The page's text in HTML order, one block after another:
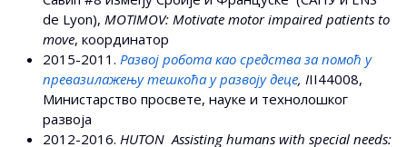
de Lyon), MOTIMOV: Motivate motor impaired patients to
move, координатор
2015-2011. Развој робота као средства за помоћ у
превазилажењу тешкоћа у развоју деце, III44008,
Министарство просвете, науке и технолошког
развоја
2012-2016. HUTON Assisting humans with special needs: